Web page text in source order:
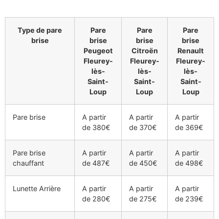
Type de pare
brise
Pare
brise
Peugeot
Fleurey-
lès-
Saint-
Loup
Pare
brise
Citroën
Fleurey-
lès-
Saint-
Loup
Pare
brise
Renault
Fleurey-
lès-
Saint-
Loup
Pare brise
A partir
de 380€
A partir
de 370€
A partir
de 369€
Pare brise
chauffant
A partir
de 487€
A partir
de 450€
A partir
de 498€
Lunette Arrière
A partir
de 280€
A partir
de 275€
A partir
de 239€